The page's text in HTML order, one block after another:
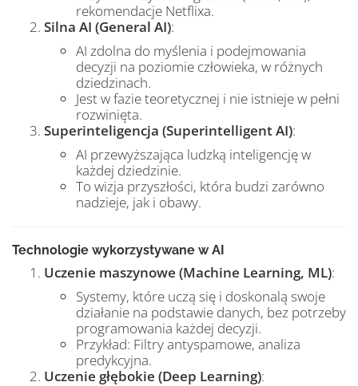
rekomendacje Netflixa.
Silna AI (General AI):
AI zdolna do myślenia i podejmowania
decyzji na poziomie człowieka, w różnych
dziedzinach.
Jest w fazie teoretycznej i nie istnieje w pełni
rozwinięta.
Superinteligencja (Superintelligent AI):
AI przewyższająca ludzką inteligencję w
każdej dziedzinie.
To wizja przyszłości, która budzi zarówno
nadzieje, jak i obawy.
Technologie wykorzystywane w AI
Uczenie maszynowe (Machine Learning, ML):
Systemy, które uczą się i doskonalą swoje
działanie na podstawie danych, bez potrzeby
programowania każdej decyzji.
Przykład: Filtry antyspamowe, analiza
predykcyjna.
Uczenie głębokie (Deep Learning):